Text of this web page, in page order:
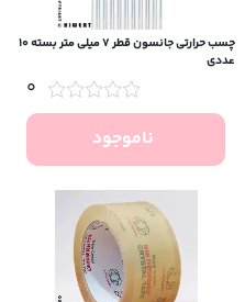
چسب حرارتی جانسون قطر ۷ میلی‌ متر بسته ۱۰
عددی
0
ناموجود